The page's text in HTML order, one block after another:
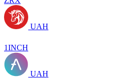
UAH
1INCH
UAH